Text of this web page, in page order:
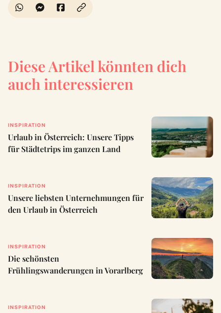
Diese Artikel könnten dich
auch interessieren
INSPIRATION
Urlaub in Österreich: Unsere Tipps
für Städtetrips im ganzen Land
INSPIRATION
Unsere liebsten Unternehmungen für
den Urlaub in Österreich
INSPIRATION
Die schönsten
Frühlingswanderungen in Vorarlberg
INSPIRATION